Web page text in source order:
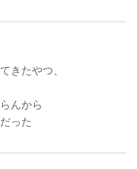
きたやつ、
んから
った